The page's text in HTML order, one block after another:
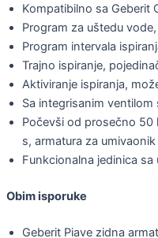
Kompatibilno sa Geberit
Program za uštedu
Program intervala
Trajno ispiranje,
Aktiviranje ispiranja,
Sa integrisanim
Počevši od prosečno
s, armatura za
Funkcionalna jedinica
Obim isporuke
Geberit Piave zidna